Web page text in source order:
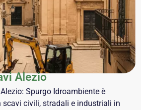
Alezio
Spurgo Idroambiente è
scavi civili, stradali e industriali in